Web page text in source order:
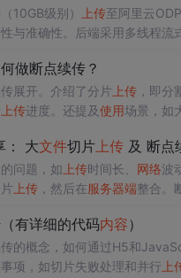
（10GB级别） 上传至阿里云
与准确性。后端采用多线程流
做断点续传？
展开。介绍了分片 上传，即分
上传进度。还提及使用场景，如
： 大文件切片上传及 断点
问题，如 上传时间长、 网络波
上传，然后在服务器端整合。
有详细的代码内容）
的概念，如何通过H5和
项，如切片失败处理和并行 上